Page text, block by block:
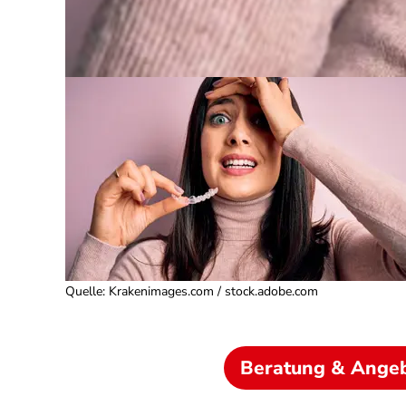
Quelle: Krakenimages.com / stock.adobe.com
Beratung &